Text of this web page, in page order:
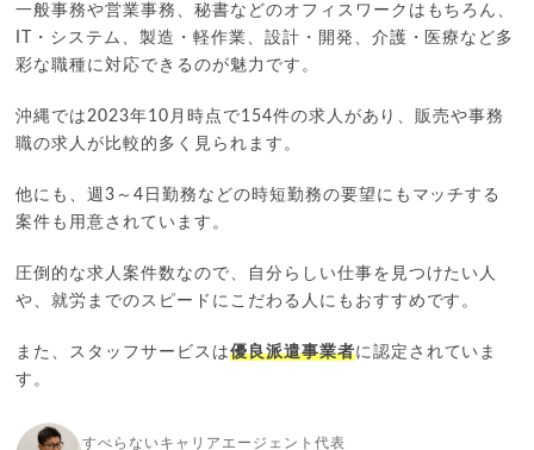
一般事務や営業事務、秘書などのオフィスワークはもちろん、
IT・システム、製造・軽作業、設計・開発、介護・医療など多
彩な職種に対応できるのが魅力です。
沖縄では2023年10月時点で154件の求人があり、販売や事務
職の求人が比較的多く見られます。
他にも、週3～4日勤務などの時短勤務の要望にもマッチする
案件も用意されています。
圧倒的な求人案件数なので、自分らしい仕事を見つけたい人
や、就労までのスピードにこだわる人にもおすすめです。
また、スタッフサービスは優良派遣事業者に認定されていま
す。
すべらないキャリアエージェント代表